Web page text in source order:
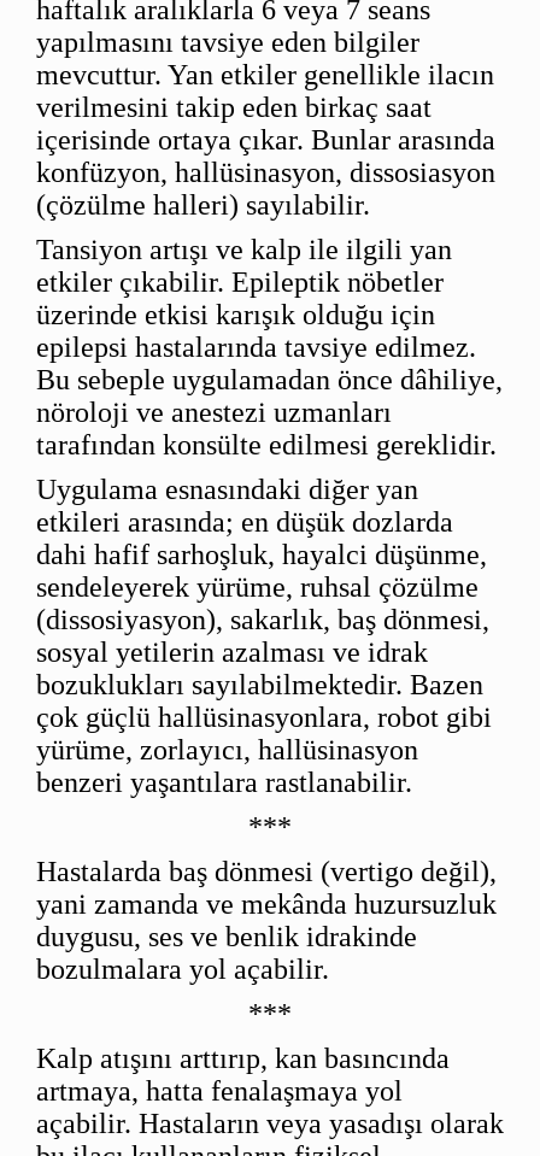
haftalık aralıklarla 6 veya 7 seans
yapılmasını tavsiye eden bilgiler
mevcuttur. Yan etkiler genellikle ilacın
verilmesini takip eden birkaç saat
içerisinde ortaya çıkar. Bunlar arasında
konfüzyon, hallüsinasyon, dissosiasyon
(çözülme halleri) sayılabilir.
Tansiyon artışı ve kalp ile ilgili yan
etkiler çıkabilir. Epileptik nöbetler
üzerinde etkisi karışık olduğu için
epilepsi hastalarında tavsiye edilmez.
Bu sebeple uygulamadan önce dâhiliye,
nöroloji ve anestezi uzmanları
tarafından konsülte edilmesi gereklidir.
Uygulama esnasındaki diğer yan
etkileri arasında; en düşük dozlarda
dahi hafif sarhoşluk, hayalci düşünme,
sendeleyerek yürüme, ruhsal çözülme
(dissosiyasyon), sakarlık, baş dönmesi,
sosyal yetilerin azalması ve idrak
bozuklukları sayılabilmektedir. Bazen
çok güçlü hallüsinasyonlara, robot gibi
yürüme, zorlayıcı, hallüsinasyon
benzeri yaşantılara rastlanabilir.
***
Hastalarda baş dönmesi (vertigo değil),
yani zamanda ve mekânda huzursuzluk
duygusu, ses ve benlik idrakinde
bozulmalara yol açabilir.
***
Kalp atışını arttırıp, kan basıncında
artmaya, hatta fenalaşmaya yol
açabilir. Hastaların veya yasadışı olarak